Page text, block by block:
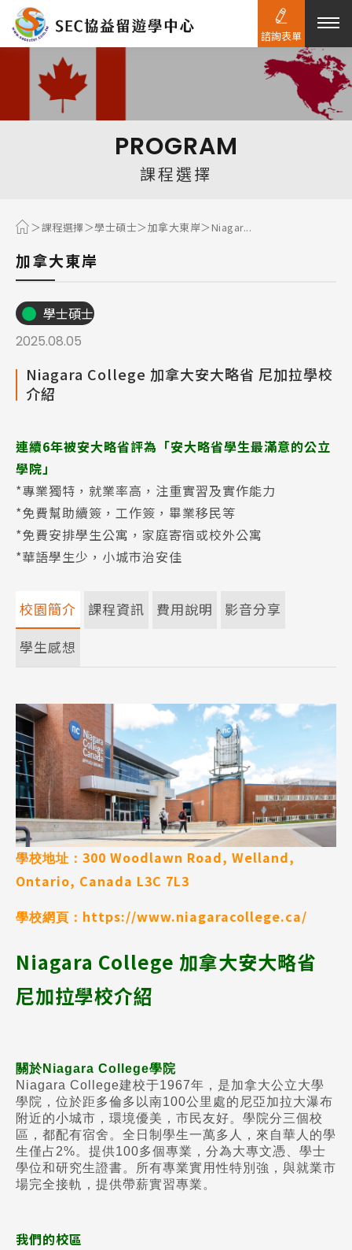
熱門搜尋：
PROGRAM
課程選擇
課程選擇 學士碩士 加拿大東岸 Niagar...
加拿大東岸
學士碩士
2025.08.05
Niagara College 加拿大安大略省 尼加拉學校
介紹
連續6年被安大略省評為「安大略省學生最滿意的公立
學院」
*專業獨特，就業率高，注重實習及實作能力
*免費幫助續簽，工作簽，畢業移民等
*免費安排學生公寓，家庭寄宿或校外公寓
*華語學生少，小城市治安佳
校園簡介
學校地址： 300 Woodlawn Road, Welland,
Ontario, Canada L3C 7L3
學校網頁： https://www.niagaracollege.ca/
Niagara College 加拿大安大略省
尼加拉學校介紹
關於Niagara College學院
Niagara College建校于1967年，是加拿大公立大學
學院，位於距多倫多以南100公里處的尼亞加拉大瀑布
附近的小城市，環境優美，市民友好。學院分三個校
區，都配有宿舍。全日制學生一萬多人，來自華人的學
生僅占2%。提供100多個專業，分為大專文憑、學士
學位和研究生證書。所有專業實用性特別強，與就業市
場完全接軌，提供帶薪實習專業。
我們的校區
課程資訊 費用說明
影音分享
學生感想
諮詢表單